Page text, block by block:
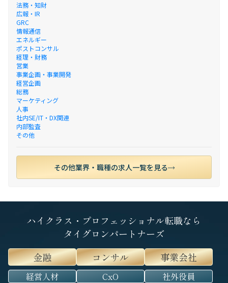
法務・知財
広報・IR
GRC
情報通信
エネルギー
ポストコンサル
経理・財務
営業
事業企画・事業開発
経営企画
総務
マーケティング
人事
社内SE/IT・DX関連
内部監査
その他
その他業界・職種の求人一覧を見る
ハイクラス・プロフェッショナル転職なら
タイグロンパートナーズ
金融
コンサル 事業会社
経営人材 CxO 社外役員